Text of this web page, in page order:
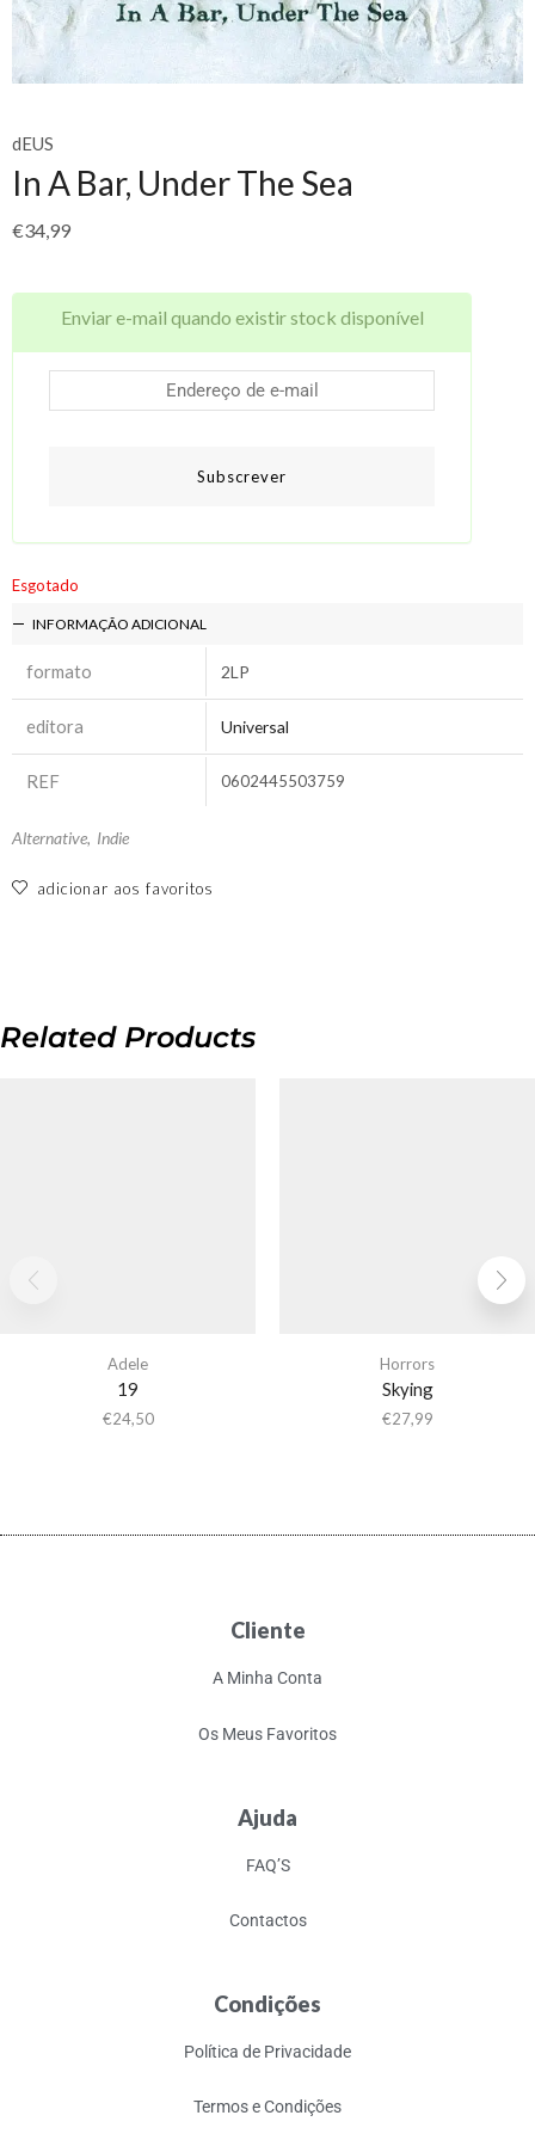
dEUS
In A Bar, Under The Sea
€34,99
Enviar e-mail quando existir stock disponível
Subscrever
Esgotado
INFORMAÇÃO ADICIONAL
formato 2LP
editora Universal
REF 0602445503759
Alternative, Indie
adicionar aos favoritos
Related Products
Adele
19
€24,50
Horrors
Skying
€27,99
Cliente
A Minha Conta
Os Meus Favoritos
Ajuda
FAQ’S
Contactos
Condições
Política de Privacidade
Termos e Condições